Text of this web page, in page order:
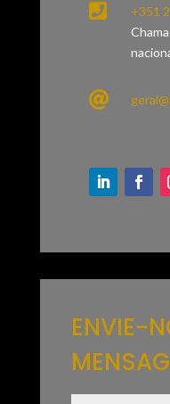

+351

ENVIE-